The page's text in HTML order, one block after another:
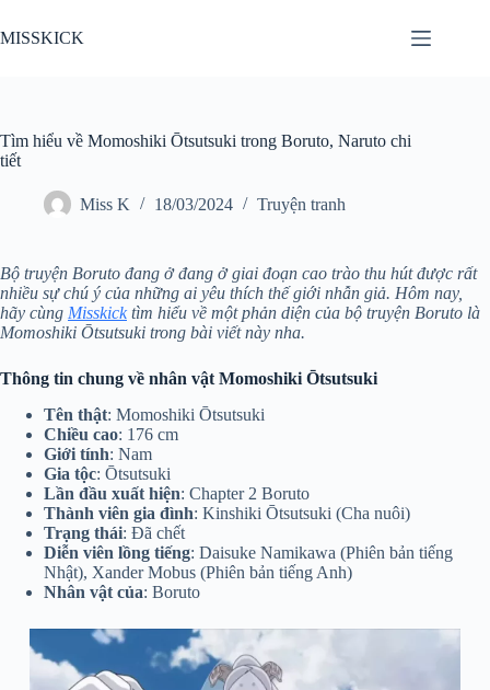
đến
phần
MISSKICK
Tìm hiểu về Momoshiki Ōtsutsuki trong Boruto, Naruto chi
tiết
Miss K 18/03/2024 Truyện tranh
Bộ truyện Boruto đang ở đang ở giai đoạn cao trào thu hút được rất
nhiều sự chú ý của những ai yêu thích thế giới nhẫn giả. Hôm nay,
hãy cùng Misskicktìm hiểu về một phản diện của bộ truyện Boruto là
Momoshiki Ōtsutsuki trong bài viết này nha.
Thông tin chung về nhân vật Momoshiki Ōtsutsuki
Tên thật: Momoshiki Ōtsutsuki
Chiều cao: 176 cm
Giới tính: Nam
Gia tộc: Ōtsutsuki
Lần đầu xuất hiện: Chapter 2 Boruto
Thành viên gia đình: Kinshiki Ōtsutsuki (Cha nuôi)
Trạng thái: Đã chết
Diễn viên lồng tiếng: Daisuke Namikawa (Phiên bản tiếng
Nhật), Xander Mobus (Phiên bản tiếng Anh)
Nhân vật của: Boruto